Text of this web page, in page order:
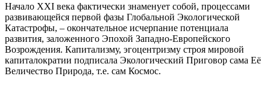
Начало XXI века фактически знаменует собой, процессами
развивающейся первой фазы Глобальной Экологической
Катастрофы, – окончательное исчерпание потенциала
развития, заложенного Эпохой Западно-Европейского
Возрождения. Капитализму, эгоцентризму строя мировой
капиталократии подписала Экологический Приговор сама Её
Величество Природа, т.е. сам Космос.